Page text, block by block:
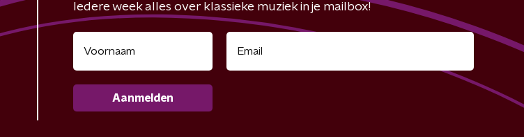
Iedere week alles over klassieke muziek in je mailbox!
Aanmelden